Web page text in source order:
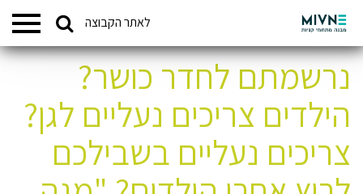
לאתר הקבוצה המתחמים שלנו
נרשמתם לחדר כושר?
הילדים צריכים נעליים לגן?
צריכים נעליים בשבילכם